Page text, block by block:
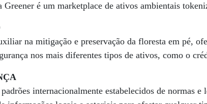
Greener é um marketplace de ativos ambientais
na mitigação e preservação da floresta em pé,
nos mais diferentes tipos de ativos, como o
padrões internacionalmente estabelecidos de normas